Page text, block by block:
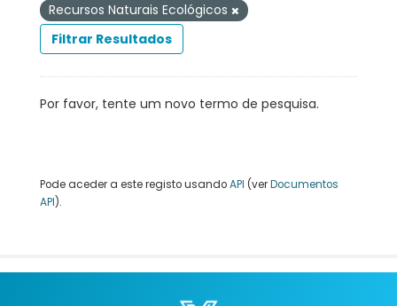
Recursos Naturais Ecológicos
Filtrar Resultados
Por favor, tente um novo termo de pesquisa.
Pode aceder a este registo usandoAPI (verDocumentos
API).